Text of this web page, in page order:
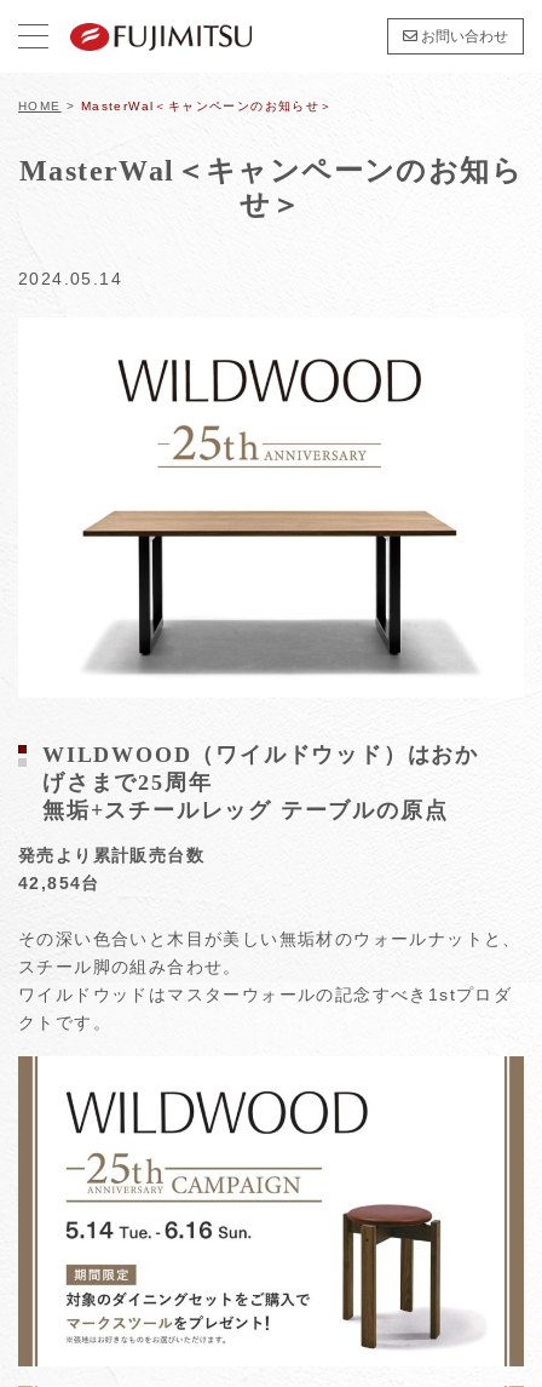
お問い合わせ
HOME > MasterWal＜キャンペーンのお知らせ＞
MasterWal＜キャンペーンのお知ら
せ＞
2024.05.14
WILDWOOD（ワイルドウッド）はおか
げさまで25周年
無垢+スチールレッグ テーブルの原点
発売より累計販売台数
42,854台
その深い色合いと木目が美しい無垢材のウォールナットと、
スチール脚の組み合わせ。
ワイルドウッドはマスターウォールの記念すべき1stプロダ
クトです。